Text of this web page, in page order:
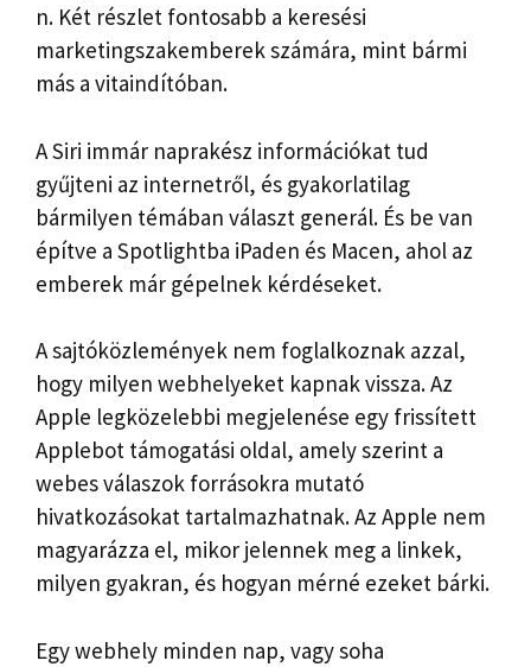
n. Két részlet fontosabb a keresési
marketingszakemberek számára, mint bármi
más a vitaindítóban.
A Siri immár naprakész információkat tud
gyűjteni az internetről, és gyakorlatilag
bármilyen témában választ generál. És be van
építve a Spotlightba iPaden és Macen, ahol az
emberek már gépelnek kérdéseket.
A sajtóközlemények nem foglalkoznak azzal,
hogy milyen webhelyeket kapnak vissza. Az
Apple legközelebbi megjelenése egy frissített
Applebot támogatási oldal, amely szerint a
webes válaszok forrásokra mutató
hivatkozásokat tartalmazhatnak. Az Apple nem
magyarázza el, mikor jelennek meg a linkek,
milyen gyakran, és hogyan mérné ezeket bárki.
Egy webhely minden nap, vagy soha